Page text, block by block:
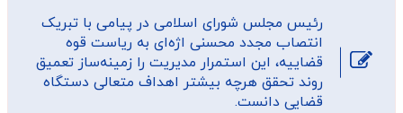
رئیس مجلس شورای اسلامی در پیامی با تبریک
انتصاب مجدد محسنی اژه‌ای به ریاست قوه
قضاییه، این استمرار مدیریت را زمینه‌ساز تعمیق
روند تحقق هرچه بیشتر اهداف متعالی دستگاه
قضایی دانست.